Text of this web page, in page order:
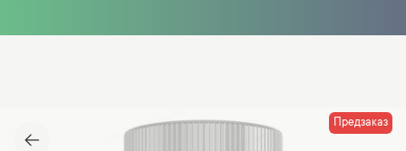
Предзаказ